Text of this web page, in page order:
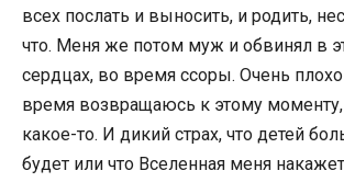
всех послать и выносить, и родить,
что. Меня же потом муж и обвинял в
сердцах, во время ссоры. Очень
время возвращаюсь к этому моменту,
какое-то. И дикий страх, что детей
будет или что Вселенная меня